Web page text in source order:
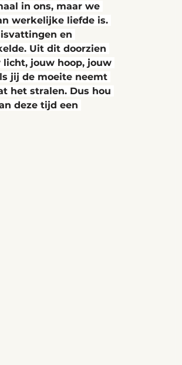
in ons, maar we
werkelijke liefde is.
en
Uit dit doorzien
jouw hoop, jouw
jij de moeite neemt
het stralen. Dus hou
deze tijd een